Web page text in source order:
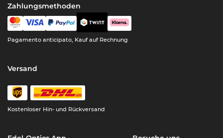
Zahlungsmethoden
Pagamento anticipato, Kauf auf Rechnung
Versand
Kostenloser Hin- und Rückversand